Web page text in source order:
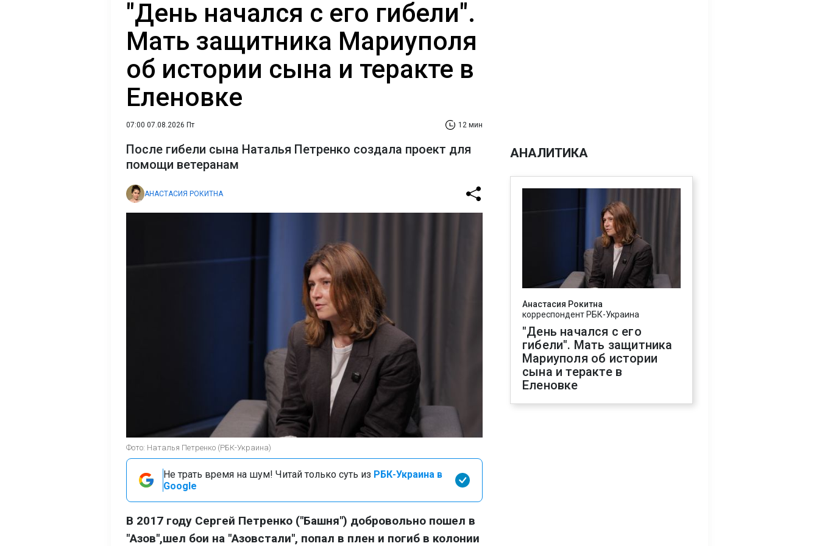
"День начался с его гибели".
Мать защитника Мариуполя
об истории сына и теракте в
Еленовке
07:00 07.08.2026 Пт 12 мин
После гибели сына Наталья Петренко создала проект для
помощи ветеранам
АНАСТАСИЯ РОКИТНА
Фото: Наталья Петренко (РБК-Украина)
Не трать время на шум! Читай только суть из РБК-Украина в
Google
В 2017 году Сергей Петренко ("Башня") добровольно пошел в
"Азов",шел бои на "Азовстали", попал в плен и погиб в колонии
АНАЛИТИКА
Анастасия Рокитна
корреспондент РБК-Украина
"День начался с его
гибели". Мать защитника
Мариуполя об истории
сына и теракте в
Еленовке